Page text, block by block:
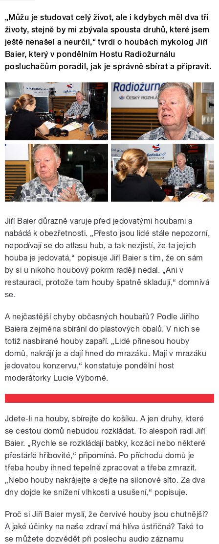
„Můžu je studovat celý život, ale i kdybych měl dva tři
životy, stejně by mi zbývala spousta druhů, které jsem
ještě nenašel a neurčil,“ tvrdí o houbách mykolog Jiří
Baier, který v pondělním Hostu Radiožurnálu
posluchačům poradil, jak je správně sbírat a připravit.
Jiří Baier důrazně varuje před jedovatými houbami a
nabádá k obezřetnosti. „Přesto jsou lidé stále nepozorní,
nepodívají se do atlasu hub, a tak nezjistí, že ta jejich
houba je jedovatá,“ popisuje Jiří Baier s tím, že on sám
by si u nikoho houbový pokrm raději nedal. „Ani v
restauraci, protože tam houby špatně skladují,“ domnívá
se.
A nejčastější chyby občasných houbařů? Podle Jiřího
Baiera zejména sbírání do plastových obalů. V nich se
totiž nasbírané houby zapaří. „Lidé přinesou houby
domů, nakrájí je a dají hned do mrazáku. Mají v mrazáku
jedovatou konzervu,“ konstatuje pondělní host
moderátorky Lucie Výborné.
Jdete-li na houby, sbírejte do košíku. A jen druhy, které
se cestou domů nebudou rozkládat. To alespoň radí Jiří
Baier. „Rychle se rozkládají babky, kozáci nebo některé
přestárlé hřibovité,“ připomíná. Po příchodu domů je
třeba houby ihned tepelně zpracovat a třeba zmrazit.
„Nebo houby nakrájejte a dejte na silonové síto. Za dva
dny dojde ke snížení vlhkosti a usušení,“ popisuje.
Proč si Jiří Baier myslí, že červivé houby jsou chutnější?
A jaké účinky na naše zdraví má hlíva ústřičná? Také to
se můžete dozvědět při poslechu audio záznamu